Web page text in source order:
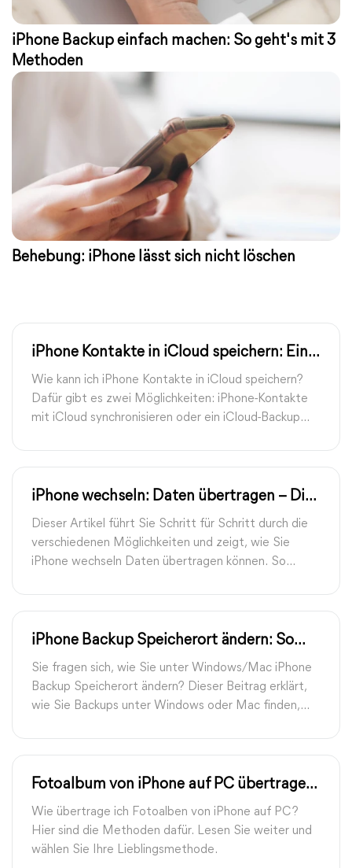
iPhone Backup einfach machen: So geht's mit 3
Methoden
Behebung: iPhone lässt sich nicht löschen
iPhone Kontakte in iCloud speichern: Eine
Schritt-für-Schritt-Anleitung
Wie kann ich iPhone Kontakte in iCloud speichern?
Dafür gibt es zwei Möglichkeiten: iPhone-Kontakte
mit iCloud synchronisieren oder ein iCloud-Backup
iPhone wechseln: Daten übertragen – Die
5 besten Methoden
Dieser Artikel führt Sie Schritt für Schritt durch die
verschiedenen Möglichkeiten und zeigt, wie Sie
iPhone wechseln Daten übertragen können. So
iPhone Backup Speicherort ändern: So
geht’s unter Windows & macOS
Sie fragen sich, wie Sie unter Windows/Mac iPhone
Backup Speicherort ändern? Dieser Beitrag erklärt,
wie Sie Backups unter Windows oder Mac finden,
Fotoalbum von iPhone auf PC übertragen
– die besten 4 Methoden
Wie übertrage ich Fotoalben von iPhone auf PC?
Hier sind die Methoden dafür. Lesen Sie weiter und
wählen Sie Ihre Lieblingsmethode.